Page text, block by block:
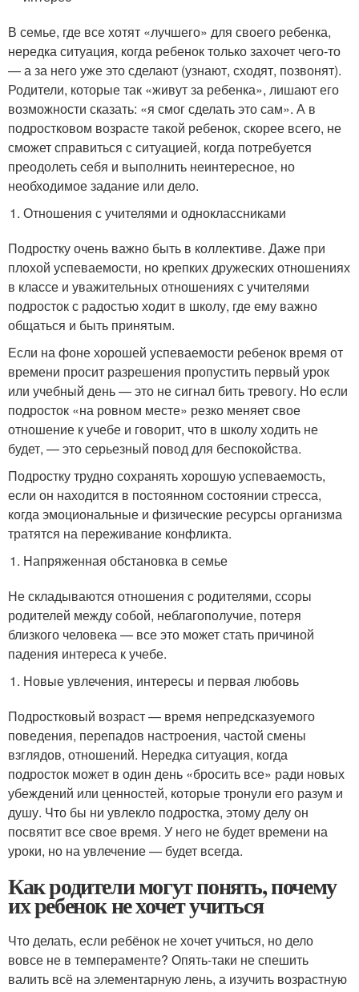
В семье, где все хотят «лучшего» для своего ребенка,
нередка ситуация, когда ребенок только захочет чего-то
— а за него уже это сделают (узнают, сходят, позвонят).
Родители, которые так «живут за ребенка», лишают его
возможности сказать: «я смог сделать это сам». А в
подростковом возрасте такой ребенок, скорее всего, не
сможет справиться с ситуацией, когда потребуется
преодолеть себя и выполнить неинтересное, но
необходимое задание или дело.
Отношения с учителями и одноклассниками
Подростку очень важно быть в коллективе. Даже при
плохой успеваемости, но крепких дружеских отношениях
в классе и уважительных отношениях с учителями
подросток с радостью ходит в школу, где ему важно
общаться и быть принятым.
Если на фоне хорошей успеваемости ребенок время от
времени просит разрешения пропустить первый урок
или учебный день — это не сигнал бить тревогу. Но если
подросток «на ровном месте» резко меняет свое
отношение к учебе и говорит, что в школу ходить не
будет, — это серьезный повод для беспокойства.
Подростку трудно сохранять хорошую успеваемость,
если он находится в постоянном состоянии стресса,
когда эмоциональные и физические ресурсы организма
тратятся на переживание конфликта.
Напряженная обстановка в семье
Не складываются отношения с родителями, ссоры
родителей между собой, неблагополучие, потеря
близкого человека — все это может стать причиной
падения интереса к учебе.
Новые увлечения, интересы и первая любовь
Подростковый возраст — время непредсказуемого
поведения, перепадов настроения, частой смены
взглядов, отношений. Нередка ситуация, когда
подросток может в один день «бросить все» ради новых
убеждений или ценностей, которые тронули его разум и
душу. Что бы ни увлекло подростка, этому делу он
посвятит все свое время. У него не будет времени на
уроки, но на увлечение — будет всегда.
Как родители могут понять, почему
их ребенок не хочет учиться
Что делать, если ребёнок не хочет учиться, но дело
вовсе не в темпераменте? Опять-таки не спешить
валить всё на элементарную лень, а изучить возрастную